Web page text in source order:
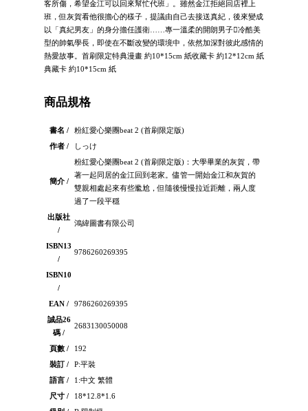
客所傷，希望金江可以回來幫忙代班」。雖然金江拒絕回店裡上
班，但灰賀看他很擔心的樣子，提議由自己去接送真紀，後來變成
以「真紀男友」的身分擔任護衛……專一溫柔的開朗男子冷酷美
型的帥氣學長，即使在不斷改變的環境中，依然加深對彼此感情的
熱愛故事。首刷限定特典漫畫 約10*15cm 紙收藏卡 約12*12cm 紙
典藏卡 約10*15cm 紙
商品規格
書名 /
粉紅愛心樂團beat 2 (首刷限定版)
作者 /
しっけ
簡介 /
粉紅愛心樂團beat 2 (首刷限定版)：大學畢業的灰賀，帶
著一起同居的金江回到老家。儘管一開始金江和灰賀的
雙親相處起來有些尷尬，但隨後慢慢拉近距離，兩人度
過了一段平穩
出版社
/
鴻緯圖書有限公司
ISBN13
/
9786260269395
ISBN10
/
EAN /
9786260269395
誠品26
碼 /
2683130050008
頁數 /
192
裝訂 /
P:平裝
語言 /
1:中文 繁體
尺寸 /
18*12.8*1.6